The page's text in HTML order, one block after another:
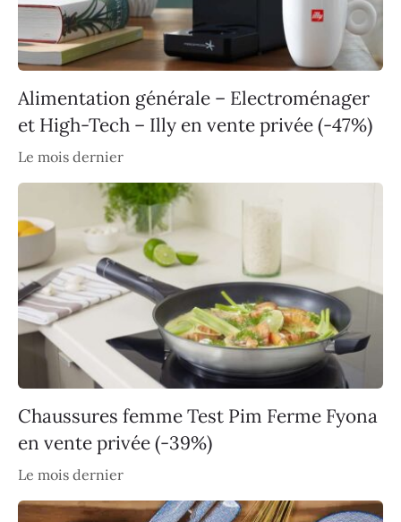
Alimentation générale – Electroménager
et High-Tech – Illy en vente privée (-47%)
Le mois dernier
Chaussures femme Test Pim Ferme Fyona
en vente privée (-39%)
Le mois dernier